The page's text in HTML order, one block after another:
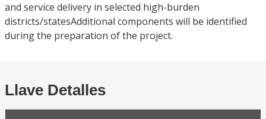
and service delivery in selected high-burden
districts/statesAdditional components will be identified
during the preparation of the project.
Llave Detalles